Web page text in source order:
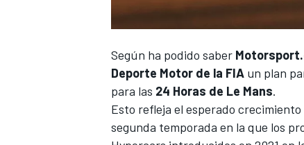
Según ha podido saber
Deporte Motor de la FIA un plan
para las 24 Horas de Le Mans.
Esto refleja el esperado
segunda temporada en la que los